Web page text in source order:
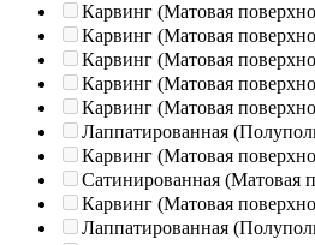
Карвинг (Матовая
Карвинг (Матовая
Карвинг (Матовая
Карвинг (Матовая
Карвинг (Матовая
Лаппатированная
Карвинг (Матовая
Сатинированная (Матовая
Карвинг (Матовая
Лаппатированная